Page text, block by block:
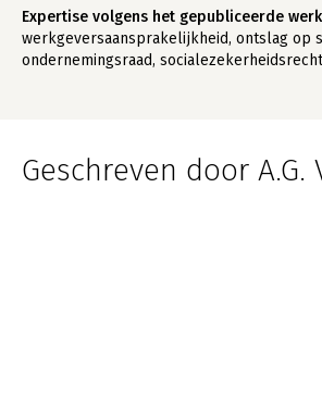
Expertise volgens het gepubliceerde
werkgeversaansprakelijkheid, ontslag op
ondernemingsraad, socialezekerheidsrecht
Geschreven door A.G.